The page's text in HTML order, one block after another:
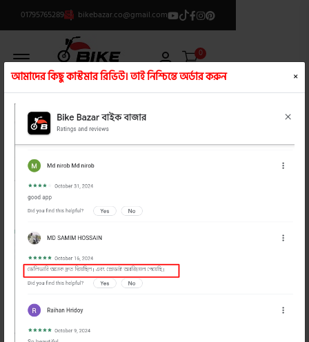
01795765289 bikebazar.co@gmail.com
Offcanvas Menu Open 0
ক্যাটাগরি লিস্ট/ফুল ফেস হেলমেট
product view
আমাদের কিছু কাস্টমার রিভিউ। তাই নিশ্চিন্তে অর্ডার করুন ×